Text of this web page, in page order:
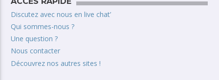
Discutez avec nous en live chat’
Qui sommes-nous ?
Une question ?
Nous contacter
Découvrez nos autres sites !